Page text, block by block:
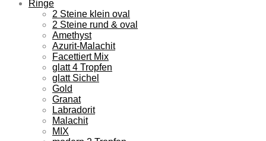
Ringe
2 Steine klein oval
2 Steine rund & oval
Amethyst
Azurit-Malachit
Facettiert Mix
glatt 4 Tropfen
glatt Sichel
Gold
Granat
Labradorit
Malachit
MIX